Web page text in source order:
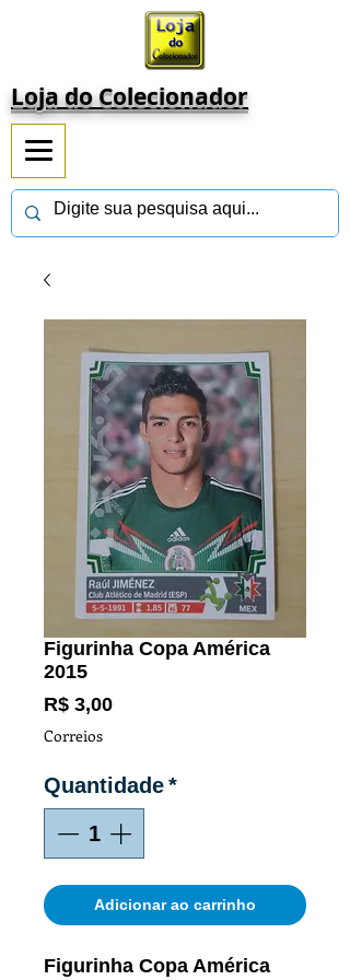
Loja do Colecionador
Figurinha Copa América
2015
R$ 3,00Preço
Correios
Quantidade*
Adicionar ao carrinho
Figurinha Copa América